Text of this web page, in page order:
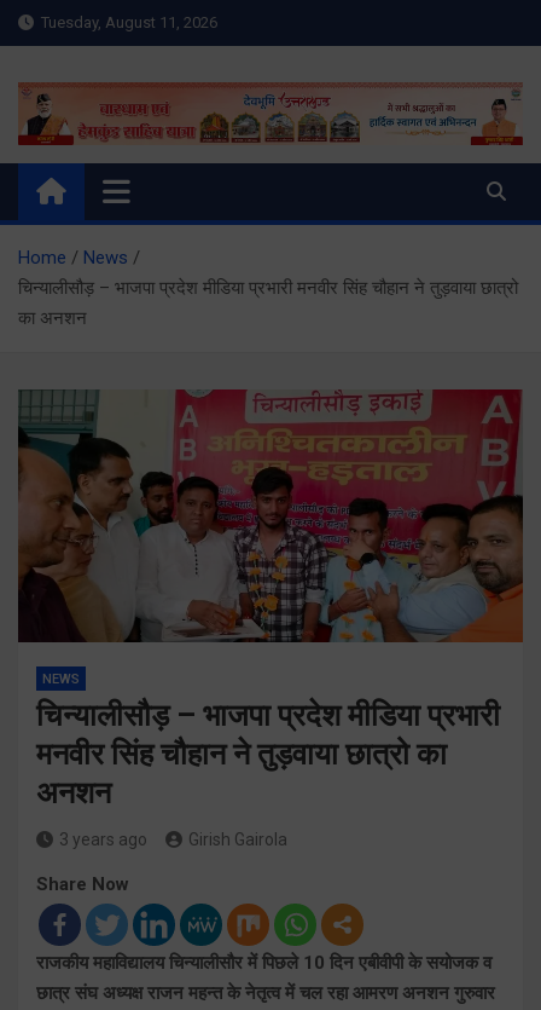
Skip
to
Tuesday, August 11, 2026
Meru Raibar | Uttarakhand
News | Uttarkashi News
meruraibar.com
Home
News
चिन्यालीसौड़ – भाजपा प्रदेश मीडिया प्रभारी मनवीर सिंह चौहान ने तुड़वाया छात्रो
का अनशन
NEWS
चिन्यालीसौड़ – भाजपा प्रदेश मीडिया प्रभारी
मनवीर सिंह चौहान ने तुड़वाया छात्रो का
अनशन
3 years ago Girish Gairola
Share Now
राजकीय महाविद्यालय चिन्यालीसौर में पिछले 10 दिन एबीवीपी के सयोजक व
छात्र संघ अध्यक्ष राजन महन्त के नेतृत्व में चल रहा आमरण अनशन गुरुवार